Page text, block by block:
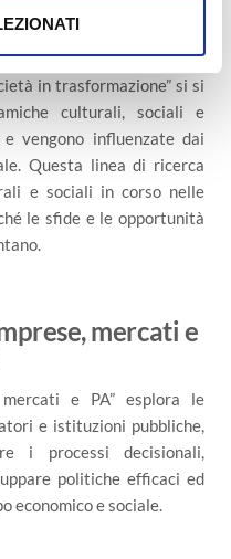
e società in
in trasformazione” si si
culturali, sociali e
vengono influenzate dai
Questa linea di ricerca
e sociali in corso nelle
le sfide e le opportunità
mercati e
e PA” esplora le
e istituzioni pubbliche,
i processi decisionali,
politiche efficaci ed
economico e sociale.